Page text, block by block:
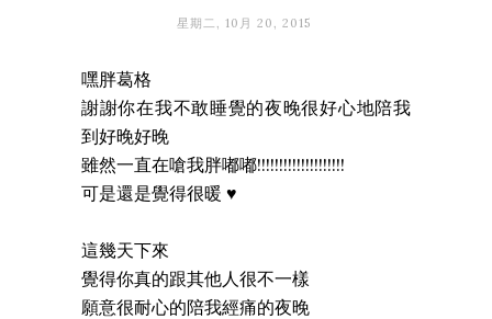
星期二, 10月 20, 2015
嘿胖葛格
謝謝你在我不敢睡覺的夜晚很好心地陪我
到好晚好晚
雖然一直在嗆我胖嘟嘟!!!!!!!!!!!!!!!!!!!!
可是還是覺得很暖 ♥
這幾天下來
覺得你真的跟其他人很不一樣
願意很耐心的陪我經痛的夜晚